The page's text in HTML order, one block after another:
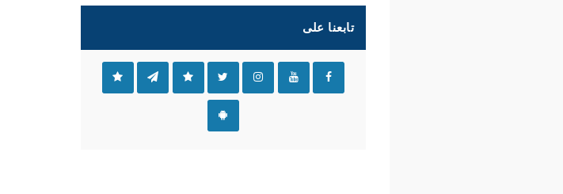
تابعنا على